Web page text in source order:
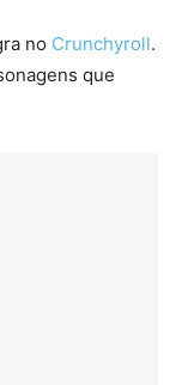
no Crunchyroll.
que